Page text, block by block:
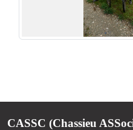
CASSC (Chassieu